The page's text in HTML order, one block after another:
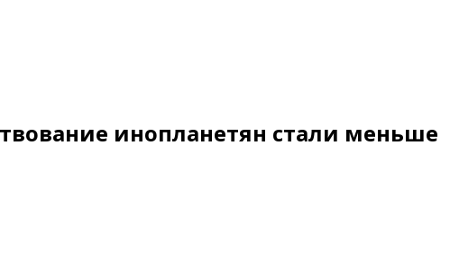
инопланетян стали меньше